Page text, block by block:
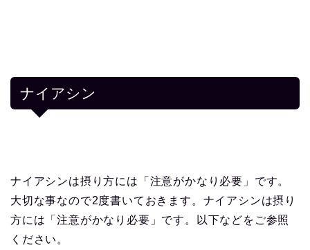
ナイアシン
ナイアシンは摂り方には「注意がかなり必要」です。
大切な事なので2度書いておきます。ナイアシンは摂り
方には「注意がかなり必要」です。以下などをご参照
ください。